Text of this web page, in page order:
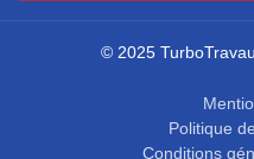
© 2025
Politique
Conditions